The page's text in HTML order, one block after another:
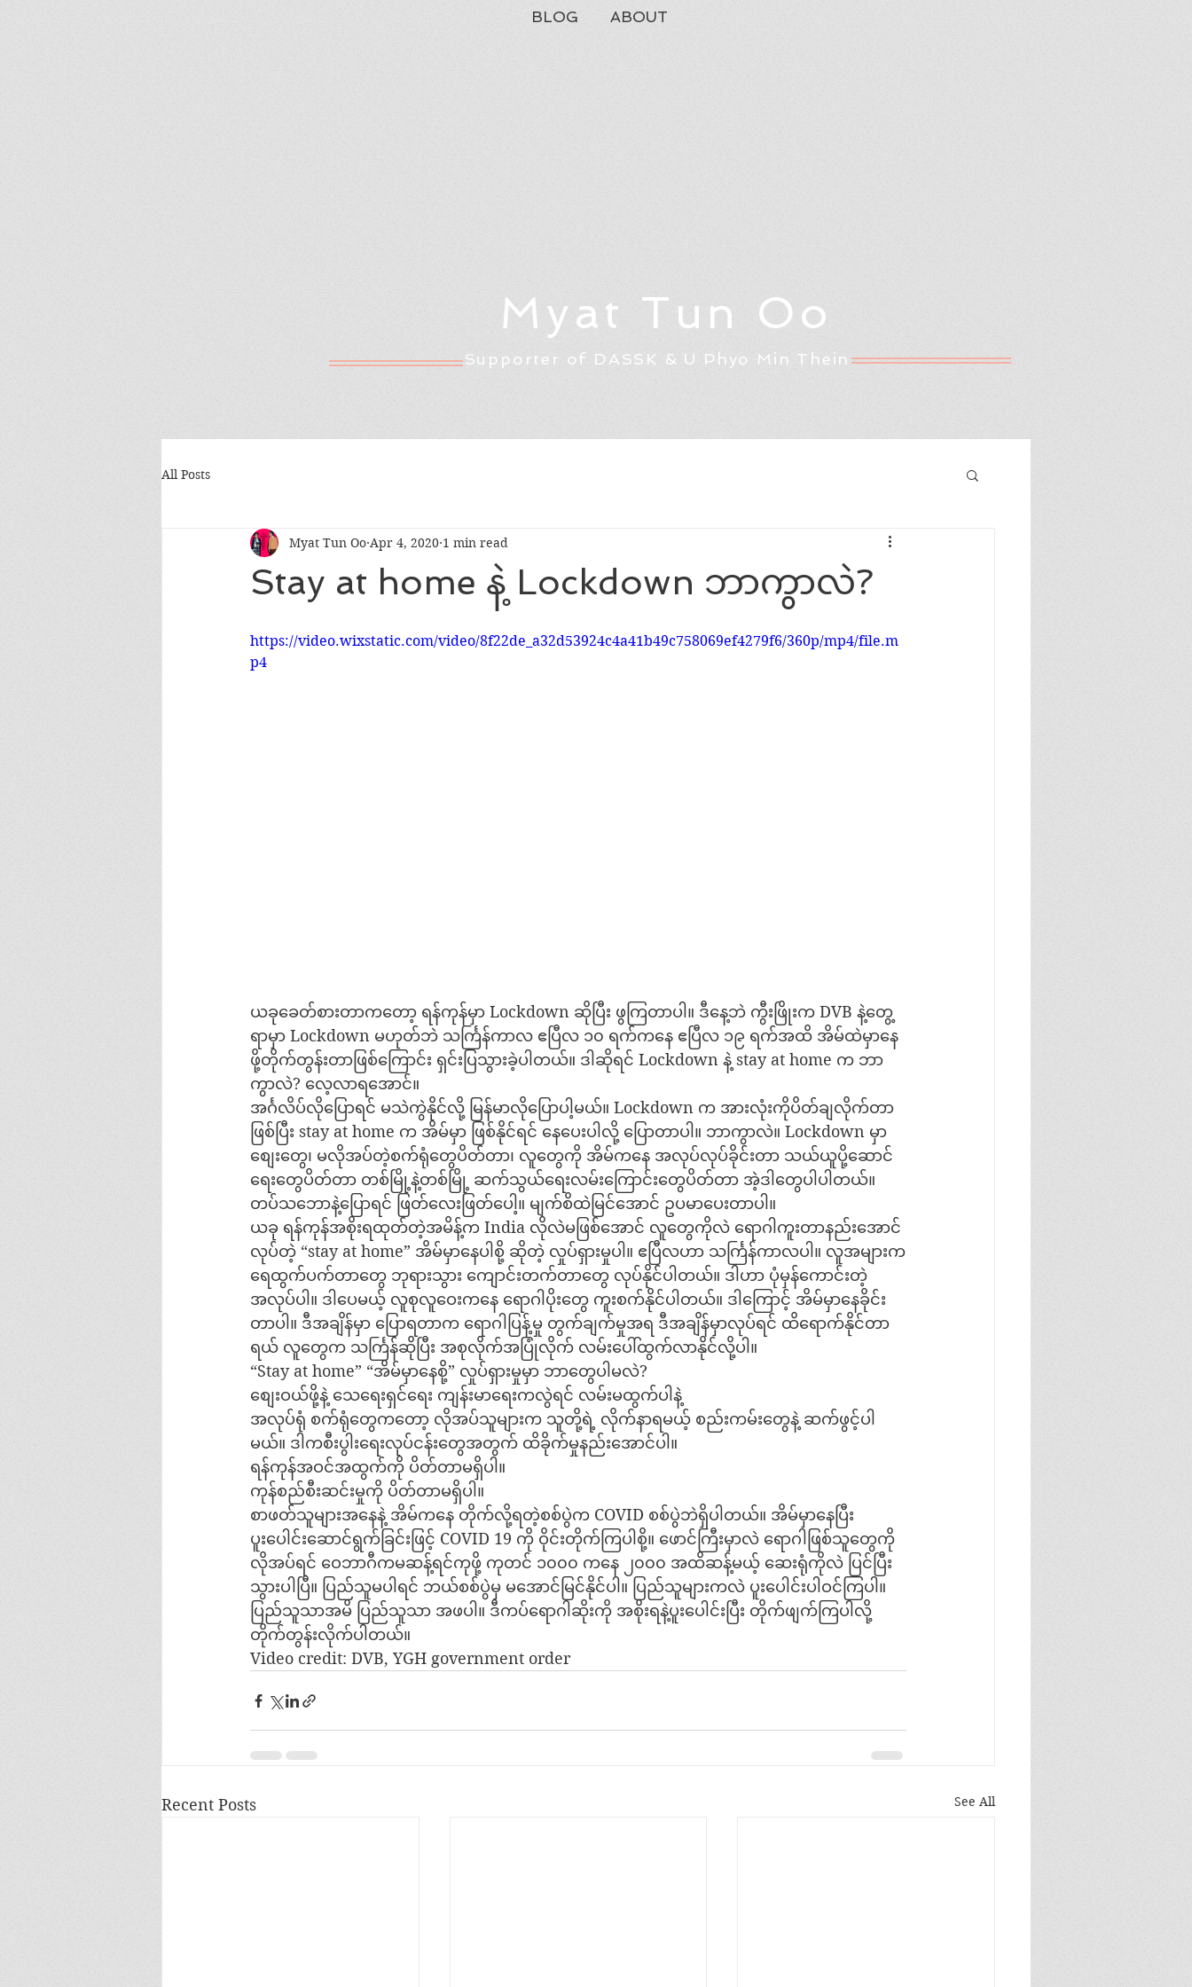
Myat Tun Oo
Supporter of DASSK & U Phyo Min Thein
BLOG ABOUT
All Posts
Stay at home နဲ့ Lockdown ဘာကွာလဲ?
Myat Tun Oo Apr 4, 2020 1 min read
https://video.wixstatic.com/video/8f22de_a32d53924c4a41b49c758069ef4279f6/360p/mp4/file.m
p4
ယခုခေတ်စားတာကတော့ ရန်ကုန်မှာ Lockdown ဆိုပြီး ဖွကြတာပါ။ ဒီနေ့ဘဲ ကွီးဖြိုးက DVB နဲ့တွေ့
ရာမှာ Lockdown မဟုတ်ဘဲ သင်္ကြန်ကာလ ဧပြီလ ၁၀ ရက်ကနေ ဧပြီလ ၁၉ ရက်အထိ အိမ်ထဲမှာနေ
ဖို့တိုက်တွန်းတာဖြစ်ကြောင်း ရှင်းပြသွားခဲ့ပါတယ်။ ဒါဆိုရင် Lockdown နဲ့ stay at home က ဘာ
ကွာလဲ? လေ့လာရအောင်။
အင်္ဂလိပ်လိုပြောရင် မသဲကွဲနိုင်လို့ မြန်မာလိုပြောပါ့မယ်။ Lockdown က အားလုံးကိုပိတ်ချလိုက်တာ
ဖြစ်ပြီး stay at home က အိမ်မှာ ဖြစ်နိုင်ရင် နေပေးပါလို့ ပြောတာပါ။ ဘာကွာလဲ။ Lockdown မှာ
စျေးတွေ၊ မလိုအပ်တဲ့စက်ရုံတွေပိတ်တာ၊ လူတွေကို အိမ်ကနေ အလုပ်လုပ်ခိုင်းတာ သယ်ယူပို့ဆောင်
ရေးတွေပိတ်တာ တစ်မြို့နဲ့တစ်မြို့ ဆက်သွယ်ရေးလမ်းကြောင်းတွေပိတ်တာ အဲ့ဒါတွေပါပါတယ်။
တပ်သဘောနဲ့ပြောရင် ဖြတ်လေးဖြတ်ပေါ့။ မျက်စိထဲမြင်အောင် ဥပမာပေးတာပါ။
ယခု ရန်ကုန်အစိုးရထုတ်တဲ့အမိန့်က India လိုလဲမဖြစ်အောင် လူတွေကိုလဲ ရောဂါကူးတာနည်းအောင်
လုပ်တဲ့ “stay at home” အိမ်မှာနေပါစို့ ဆိုတဲ့ လှုပ်ရှားမှုပါ။ ဧပြီလဟာ သင်္ကြန်ကာလပါ။ လူအများက
ရေထွက်ပက်တာတွေ ဘုရားသွား ကျောင်းတက်တာတွေ လုပ်နိုင်ပါတယ်။ ဒါဟာ ပုံမှန်ကောင်းတဲ့
အလုပ်ပါ။ ဒါပေမယ့် လူစုလူဝေးကနေ ရောဂါပိုးတွေ ကူးစက်နိုင်ပါတယ်။ ဒါကြောင့် အိမ်မှာနေခိုင်း
တာပါ။ ဒီအချိန်မှာ ပြောရတာက ရောဂါပြန့်မှု တွက်ချက်မှုအရ ဒီအချိန်မှာလုပ်ရင် ထိရောက်နိုင်တာ
ရယ် လူတွေက သင်္ကြန်ဆိုပြီး အစုလိုက်အပြုံလိုက် လမ်းပေါ်ထွက်လာနိုင်လို့ပါ။
“Stay at home” “အိမ်မှာနေစို့” လှုပ်ရှားမှုမှာ ဘာတွေပါမလဲ?
စျေးဝယ်ဖို့နဲ့ သေရေးရှင်ရေး ကျန်းမာရေးကလွဲရင် လမ်းမထွက်ပါနဲ့
အလုပ်ရုံ စက်ရုံတွေကတော့ လိုအပ်သူများက သူတို့ရဲ့ လိုက်နာရမယ့် စည်းကမ်းတွေနဲ့ ဆက်ဖွင့်ပါ
မယ်။ ဒါကစီးပွါးရေးလုပ်ငန်းတွေအတွက် ထိခိုက်မှုနည်းအောင်ပါ။
ရန်ကုန်အဝင်အထွက်ကို ပိတ်တာမရှိပါ။
ကုန်စည်စီးဆင်းမှုကို ပိတ်တာမရှိပါ။
စာဖတ်သူများအနေနဲ့ အိမ်ကနေ တိုက်လို့ရတဲ့စစ်ပွဲက COVID စစ်ပွဲဘဲရှိပါတယ်။ အိမ်မှာနေပြီး
ပူးပေါင်းဆောင်ရွက်ခြင်းဖြင့် COVID 19 ကို ဝိုင်းတိုက်ကြပါစို့။ ဖောင်ကြီးမှာလဲ ရောဂါဖြစ်သူတွေကို
လိုအပ်ရင် ဝေဘာဂီကမဆန့်ရင်ကုဖို့ ကုတင် ၁၀၀၀ ကနေ ၂၀၀၀ အထိဆန့်မယ့် ဆေးရုံကိုလဲ ပြင်ပြီး
သွားပါပြီ။ ပြည်သူမပါရင် ဘယ်စစ်ပွဲမှ မအောင်မြင်နိုင်ပါ။ ပြည်သူများကလဲ ပူးပေါင်းပါဝင်ကြပါ။
ပြည်သူသာအမိ ပြည်သူသာ အဖပါ။ ဒီကပ်ရောဂါဆိုးကို အစိုးရနဲ့ပူးပေါင်းပြီး တိုက်ဖျက်ကြပါလို့
တိုက်တွန်းလိုက်ပါတယ်။
Video credit: DVB, YGH government order
Recent Posts See All